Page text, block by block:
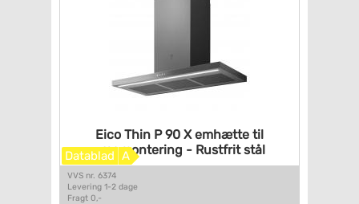
Eico Thin P 90 X emhætte til
vægmontering - Rustfrit stål
Datablad A
VVS nr. 6374
Levering 1-2 dage
Fragt 0,-